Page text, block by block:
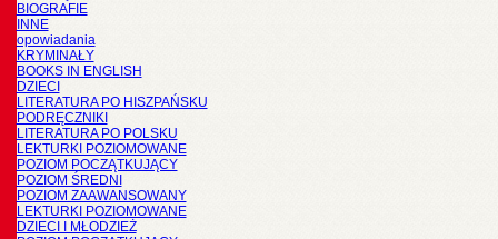
BIOGRAFIE
INNE
opowiadania
KRYMINAŁY
BOOKS IN ENGLISH
DZIECI
LITERATURA PO HISZPAŃSKU
PODRĘCZNIKI
LITERATURA PO POLSKU
LEKTURKI POZIOMOWANE
POZIOM POCZĄTKUJĄCY
POZIOM ŚREDNI
POZIOM ZAAWANSOWANY
LEKTURKI POZIOMOWANE
DZIECI I MŁODZIEŻ